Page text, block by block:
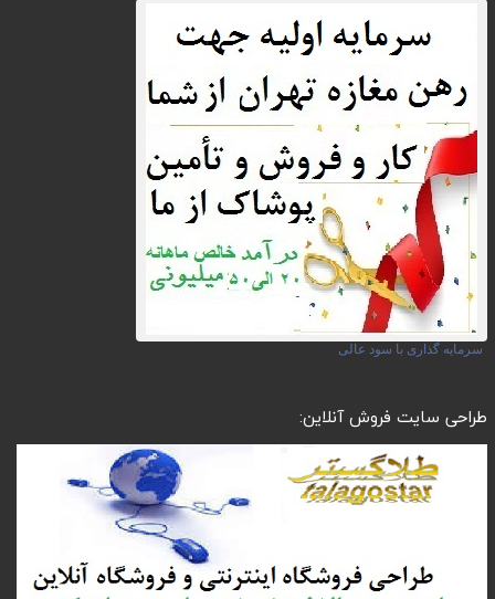
سرمایه گذاری با سود عالی
طراحی سایت فروش آنلاین: